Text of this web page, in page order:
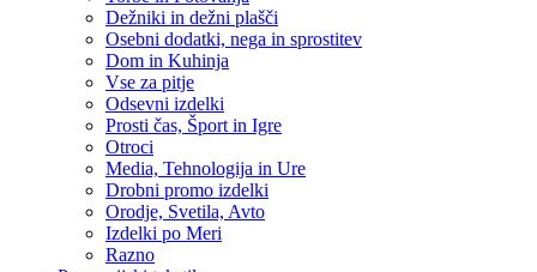
Dežniki in dežni plašči
Osebni dodatki, nega in sprostitev
Dom in Kuhinja
Vse za pitje
Odsevni izdelki
Prosti čas, Šport in Igre
Otroci
Media, Tehnologija in Ure
Drobni promo izdelki
Orodje, Svetila, Avto
Izdelki po Meri
Razno